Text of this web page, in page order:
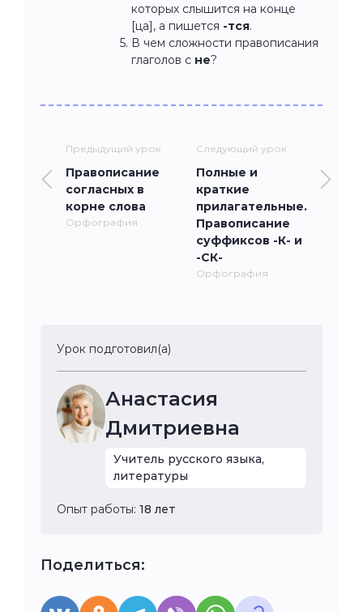
которых слышится на конце
[ца], а пишется -тся.
В чем сложности правописания
глаголов с не?
Предыдущий урок
Правописание
согласных в
корне слова
Орфография
Следующий урок
Полные и
краткие
прилагательные.
Правописание
суффиксов -К- и
-СК-
Орфография
Урок подготовил(а)
Анастасия
Дмитриевна
Учитель русского языка,
литературы
Опыт работы: 18 лет
Поделиться: